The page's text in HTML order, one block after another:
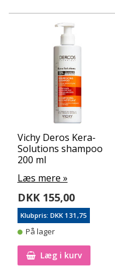
Vichy Deros Kera-
Solutions shampoo
200 ml
Læs mere »
DKK 155,00
Klubpris: DKK 131,75
På lager
Læg i kurv